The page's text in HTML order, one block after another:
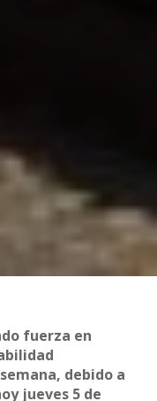
fuerza en
debido a
jueves 5 de